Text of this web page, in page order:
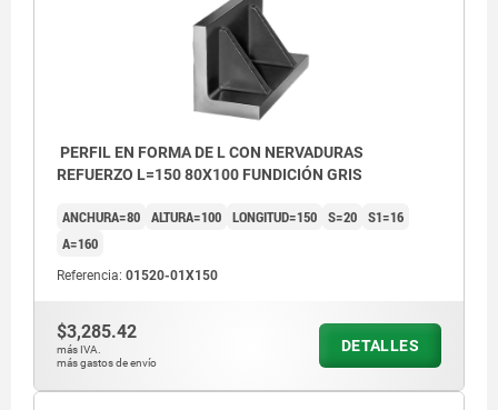
PERFIL EN FORMA DE L CON NERVADURAS
REFUERZO L=150 80X100 FUNDICIÓN GRIS
ANCHURA=80 ALTURA=100 LONGITUD=150 S=20 S1=16
A=160
Referencia: 01520-01X150
$3,285.42
más IVA.
más gastos de envío
DETALLES